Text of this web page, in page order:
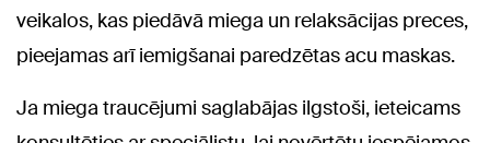
veikalos, kas piedāvā miega un relaksācijas preces,
pieejamas arī iemigšanai paredzētas acu maskas.
Ja miega traucējumi saglabājas ilgstoši, ieteicams